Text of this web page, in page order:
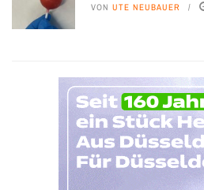
VON UTE NEUBAUER